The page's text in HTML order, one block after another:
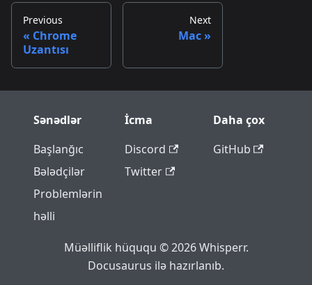
Previous
Chrome
Uzantısı
Next
Mac
Sənədlər
Başlanğıc
Bələdçilər
Problemlərin
həlli
İcma
Discord
Twitter
Daha çox
GitHub
Müəlliflik hüququ © 2026 Whisperr.
Docusaurus ilə hazırlanıb.